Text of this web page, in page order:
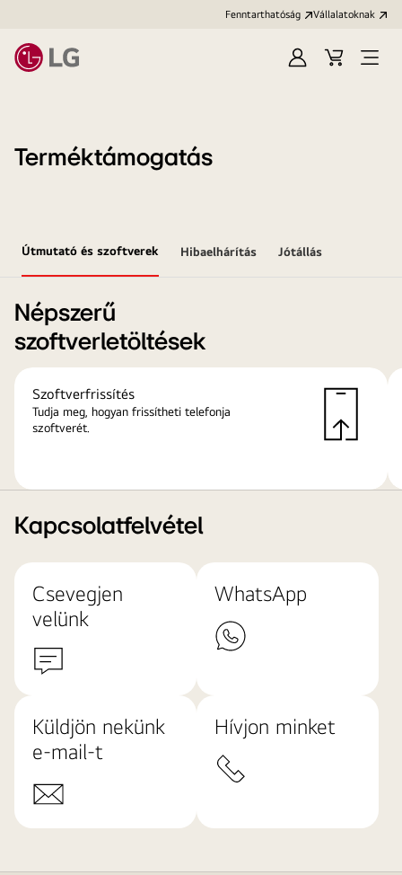
Fenntarthatóság Vállalatoknak
Bejelentkezés
KosárMenü
Terméktámogatás
Útmutató és szoftverek Hibaelhárítás Jótállás
Népszerű
szoftverletöltések
Szoftverfrissítés
Tudja meg, hogyan frissítheti telefonja
szoftverét.
Kapcsolatfelvétel
Csevegjen
velünk
WhatsApp
Küldjön nekünk
e-mail-t
Hívjon minket